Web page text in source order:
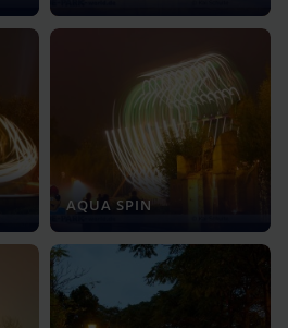
AQUA SPIN